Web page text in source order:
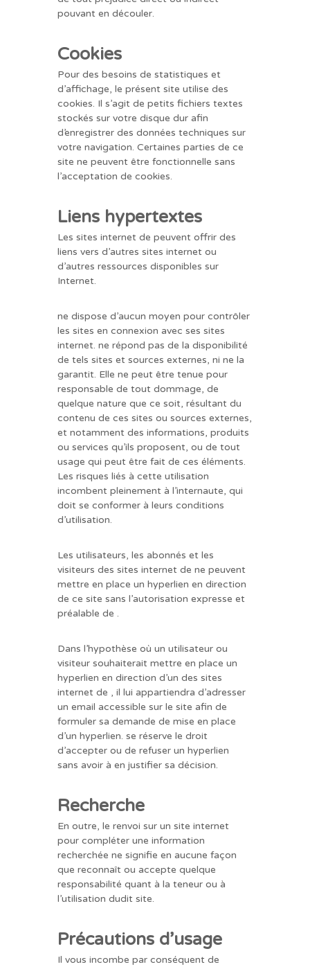
pouvant en découler.
Cookies
Pour des besoins de statistiques et
d’affichage, le présent site utilise des
cookies. Il s’agit de petits fichiers textes
stockés sur votre disque dur afin
d’enregistrer des données techniques sur
votre navigation. Certaines parties de ce
site ne peuvent être fonctionnelle sans
l’acceptation de cookies.
Liens hypertextes
Les sites internet de peuvent offrir des
liens vers d’autres sites internet ou
d’autres ressources disponibles sur
Internet.
ne dispose d’aucun moyen pour contrôler
les sites en connexion avec ses sites
internet. ne répond pas de la disponibilité
de tels sites et sources externes, ni ne la
garantit. Elle ne peut être tenue pour
responsable de tout dommage, de
quelque nature que ce soit, résultant du
contenu de ces sites ou sources externes,
et notamment des informations, produits
ou services qu’ils proposent, ou de tout
usage qui peut être fait de ces éléments.
Les risques liés à cette utilisation
incombent pleinement à l’internaute, qui
doit se conformer à leurs conditions
d’utilisation.
Les utilisateurs, les abonnés et les
visiteurs des sites internet de ne peuvent
mettre en place un hyperlien en direction
de ce site sans l’autorisation expresse et
préalable de .
Dans l’hypothèse où un utilisateur ou
visiteur souhaiterait mettre en place un
hyperlien en direction d’un des sites
internet de , il lui appartiendra d’adresser
un email accessible sur le site afin de
formuler sa demande de mise en place
d’un hyperlien. se réserve le droit
d’accepter ou de refuser un hyperlien
sans avoir à en justifier sa décision.
Recherche
En outre, le renvoi sur un site internet
pour compléter une information
recherchée ne signifie en aucune façon
que reconnaît ou accepte quelque
responsabilité quant à la teneur ou à
l’utilisation dudit site.
Précautions d’usage
Il vous incombe par conséquent de